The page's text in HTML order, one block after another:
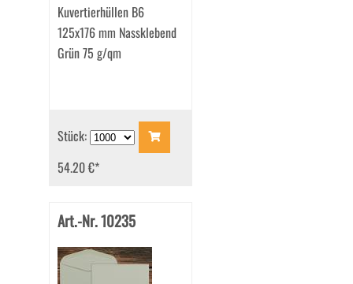
Kuvertierhüllen B6
125x176 mm Nassklebend
Grün 75 g/qm
Stück:
54.20 €*
Art.-Nr. 10235